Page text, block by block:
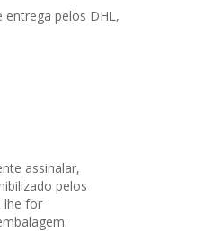
entrega pelos DHL,
assinalar,
pelos
lhe for